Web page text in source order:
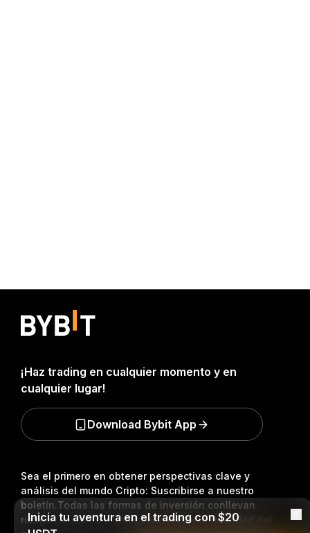
Sea el primero en obtener perspectivas clave y
análisis del mundo Cripto: Suscribirse a nuestro
boletín.Todas las formas de inversión conllevan
riesgos, incluido el riesgo de perder la totalidad del
¡Haz trading en cualquier momento y en
cualquier lugar!
Download Bybit App
Inicia tu aventura en el trading con $20